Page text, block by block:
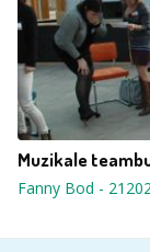
Muzikale
Fanny Bod -